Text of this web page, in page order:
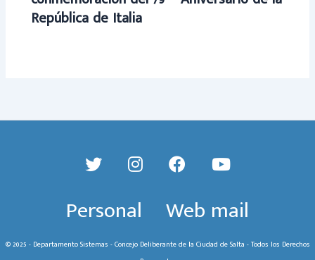
República de Italia
Personal Web mail
© 2025 - Departamento Sistemas - Concejo Deliberante de la Ciudad de Salta - Todos los Derechos